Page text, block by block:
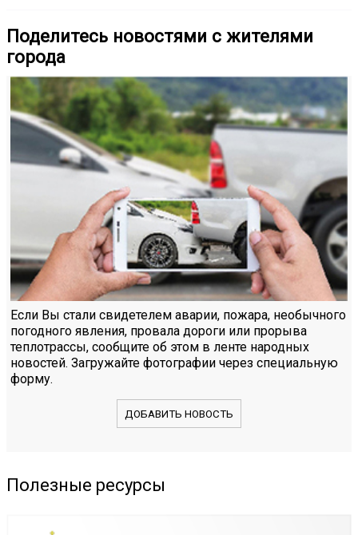
Поделитесь новостями с жителями
города
Если Вы стали свидетелем аварии, пожара, необычного
погодного явления, провала дороги или прорыва
теплотрассы, сообщите об этом в ленте народных
новостей. Загружайте фотографии через специальную
форму.
ДОБАВИТЬ НОВОСТЬ
Полезные ресурсы